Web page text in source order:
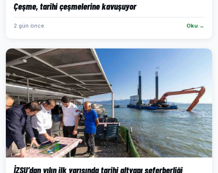
Çeşme, tarihi çeşmelerine kavuşuyor
2 gün önce Oku →
İZSU’dan yılın ilk yarısında tarihi altyapı seferberliği